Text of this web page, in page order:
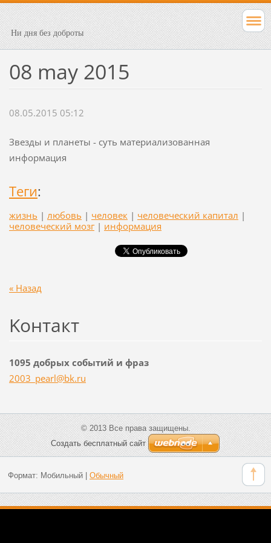
Ни дня без доброты
08 may 2015
08.05.2015 05:12
Звезды и планеты - суть материализованная
информация
Теги:
жизнь | любовь | человек | человеческий капитал |
человеческий мозг | информация
« Назад
Koнтакт
1095 добрых событий и фраз
2003_pearl@bk.ru
© 2013 Все права защищены.
Создать бесплатный сайт
Формат: Мобильный| Обычный